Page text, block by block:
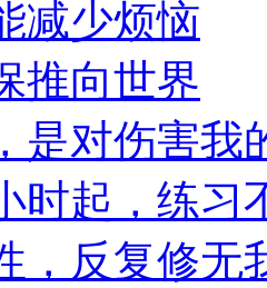
减少烦恼
推向世界
是对伤害我
时起，练习
，反复修无